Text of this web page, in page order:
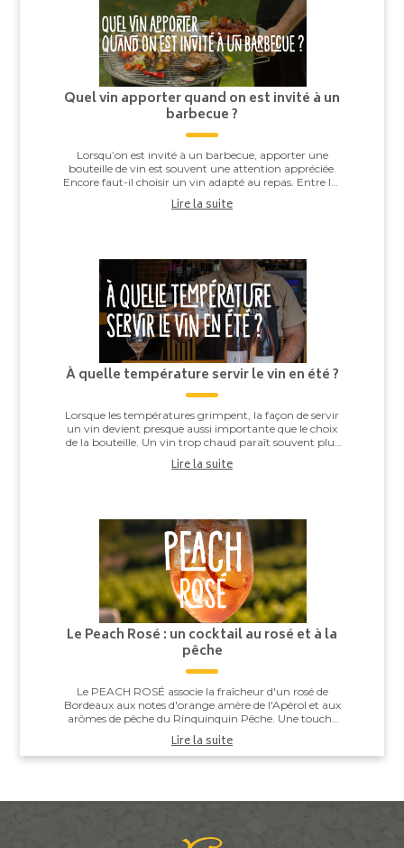
Quel vin apporter quand on est invité à un
barbecue ?
Lorsqu’on est invité à un barbecue, apporter une
bouteille de vin est souvent une attention appréciée.
Encore faut-il choisir un vin adapté au repas. Entre les
Lire la suite
À quelle température servir le vin en été ?
Lorsque les températures grimpent, la façon de servir
un vin devient presque aussi importante que le choix
de la bouteille. Un vin trop chaud paraît souvent plus
Lire la suite
Le Peach Rosé : un cocktail au rosé et à la
pêche
Le PEACH ROSÉ associe la fraîcheur d'un rosé de
Bordeaux aux notes d'orange amère de l'Apérol et aux
arômes de pêche du Rinquinquin Pêche. Une touche
Lire la suite